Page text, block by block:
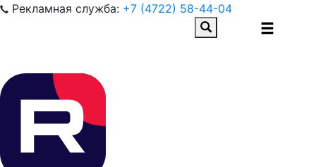
Рекламная служба: +7 (4722) 58-44-04